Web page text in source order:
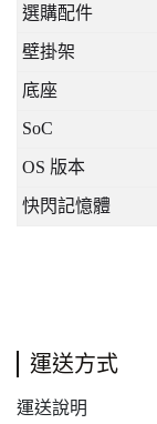
選購配件
壁掛架
底座
SoC
OS 版本
快閃記憶體
運送方式
運送說明